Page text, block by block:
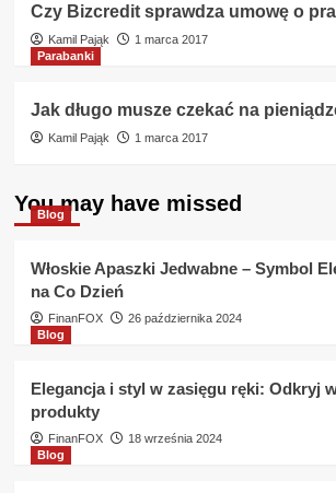
Czy Bizcredit sprawdza umowę o
Kamil Pająk
1 marca 2017
Parabanki
Jak długo musze czekać na
Kamil Pająk 1 marca 2017
You may have missed
Blog
Włoskie Apaszki Jedwabne – Symbol
na Co Dzień
FinanFOX
26 października 2024
Blog
Elegancja i styl w zasięgu ręki: Odkryj
produkty
FinanFOX
18 września 2024
Blog